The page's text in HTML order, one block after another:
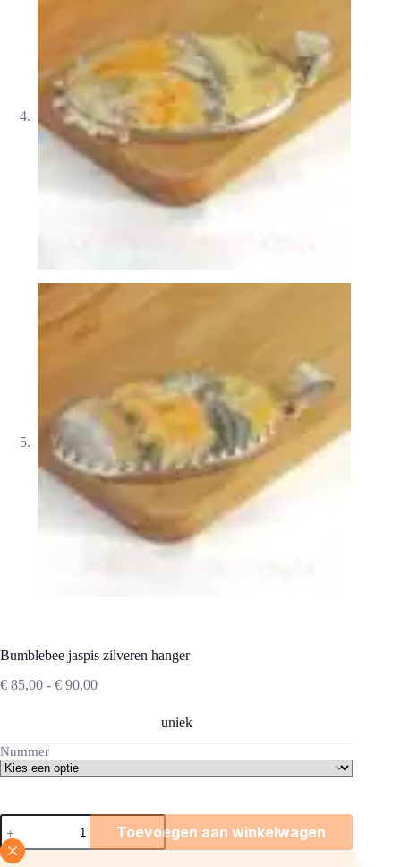
Bumblebee jaspis zilveren hanger
€ 85,00 - € 90,00Prijsklasse:
uniek
Nummer
Bumblebee
jaspis
zilveren
Toevoegen aan winkelwagen